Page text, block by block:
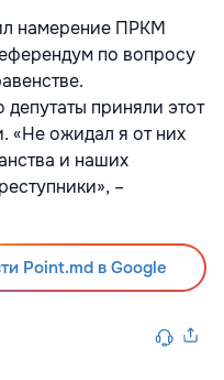
намерение ПРКМ
по вопросу
приняли этот
«Не ожидал я от них
и наших
–
Point.md в Google